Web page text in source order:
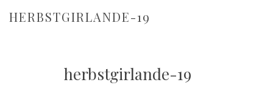
HERBSTGIRLANDE-19
herbstgirlande-19